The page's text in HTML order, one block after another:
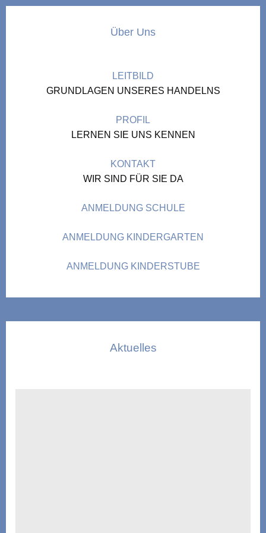
Über Uns
LEITBILD
GRUNDLAGEN UNSERES HANDELNS
PROFIL
LERNEN SIE UNS KENNEN
KONTAKT
WIR SIND FÜR SIE DA
ANMELDUNG SCHULE
ANMELDUNG KINDERGARTEN
ANMELDUNG KINDERSTUBE
Aktuelles